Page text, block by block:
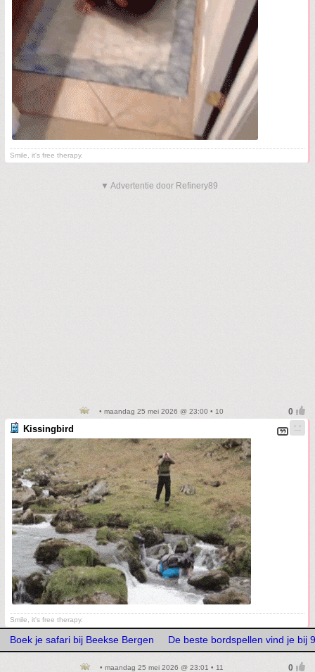
Smile, it's free therapy.
▼ Advertentie door Refinery89
• maandag 25 mei 2026 @ 23:00 • 10
Kissingbird
Smile, it's free therapy.
Boek je safari bij Beekse Bergen De beste bordspellen vind je bij
• maandag 25 mei 2026 @ 23:01 • 11